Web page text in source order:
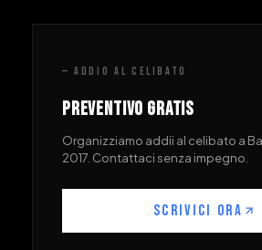
— ADDIO AL CELIBATO
PREVENTIVO GRATIS
Organizziamo addii al celibato a
2017. Contattaci senza impegno.
SCRIVICI ORA